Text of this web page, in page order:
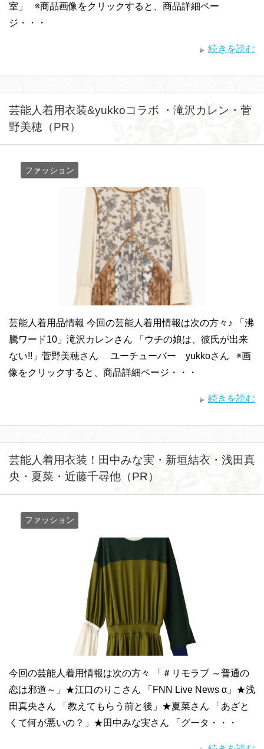
室」 ※商品画像をクリックすると、商品詳細ペー
ジ・・・
続きを読む
芸能人着用衣装&yukkoコラボ ・滝沢カレン・菅
野美穂（PR）
ファッション
芸能人着用品情報 今回の芸能人着用情報は次の方々♪ 「沸
騰ワード10」滝沢カレンさん 「ウチの娘は、彼氏が出来
ない!!」菅野美穂さん ユーチューバー yukkoさん ※画
像をクリックすると、商品詳細ページ・・・
続きを読む
芸能人着用衣装！田中みな実・新垣結衣・浅田真
央・夏菜・近藤千尋他（PR）
ファッション
今回の芸能人着用情報は次の方々 「＃リモラブ ～普通の
恋は邪道～」★江口のりこさん 「FNN Live News α」★浅
田真央さん 「教えてもらう前と後」★夏菜さん 「あざと
くて何が悪いの？」★田中みな実さん 「グータ・・・